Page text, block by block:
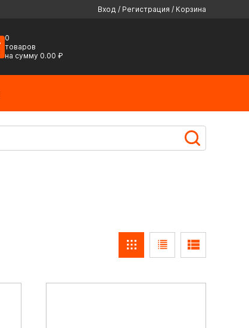
Вход / Регистрация / Корзина
0
товаров
на сумму 0.00 ₽